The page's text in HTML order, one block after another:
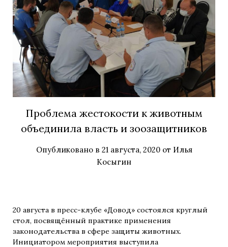
Проблема жестокости к животным
объединила власть и зоозащитников
Опубликовано в 21 августа, 2020от Илья
Косыгин
20 августа в пресс-клубе «Довод» состоялся круглый
стол, посвящённый практике применения
законодательства в сфере защиты животных.
Инициатором мероприятия выступила